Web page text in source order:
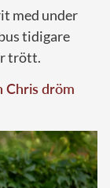
med under
tidigare
trött.
Chris dröm